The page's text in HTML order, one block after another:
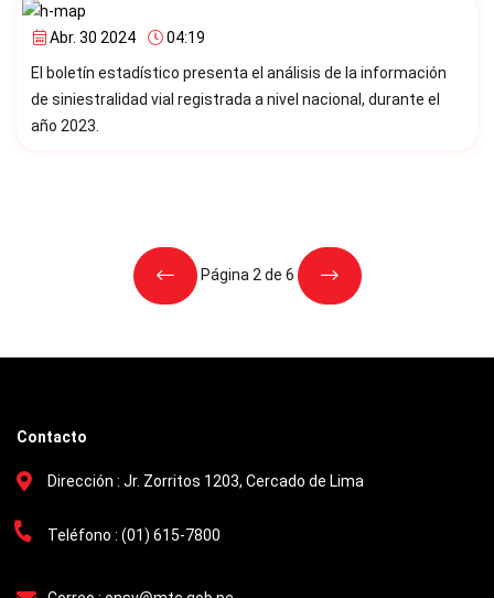
Abr. 30 2024
04:19
El boletín estadístico presenta el análisis de la información
de siniestralidad vial registrada a nivel nacional, durante el
año 2023.
Página 2 de 6
Contacto
Dirección : Jr. Zorritos 1203, Cercado de Lima
Teléfono : (01) 615-7800